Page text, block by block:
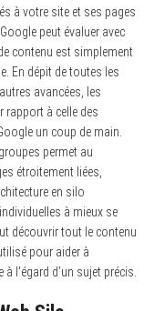
à votre site et ses pages
peut évaluer avec
contenu est simplement
En dépit de toutes les
avancées, les
rapport à celle des
un coup de main.
permet au
étroitement liées,
en silo
à mieux se
découvrir tout le contenu
pour aider à
l’égard d’un sujet précis.